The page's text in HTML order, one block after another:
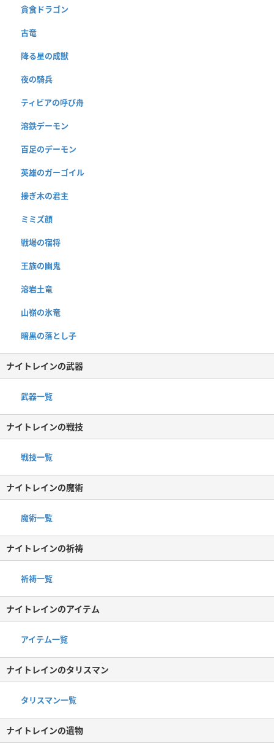
貪食ドラゴン
古竜
降る星の成獣
夜の騎兵
ティビアの呼び舟
溶鉄デーモン
百足のデーモン
英雄のガーゴイル
接ぎ木の君主
ミミズ顔
戦場の宿将
王族の幽鬼
溶岩土竜
山嶺の氷竜
暗黒の落とし子
ナイトレインの武器
武器一覧
ナイトレインの戦技
戦技一覧
ナイトレインの魔術
魔術一覧
ナイトレインの祈祷
祈祷一覧
ナイトレインのアイテム
アイテム一覧
ナイトレインのタリスマン
タリスマン一覧
ナイトレインの遺物